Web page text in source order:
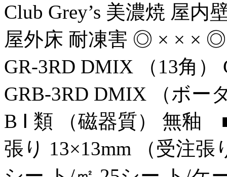
Club Grey’s 美濃焼 屋内
屋外床 耐凍害 ◎ × × ×
GR‑3RD DMIX （13角
GRB‑3RD DMIX （ボー
B Ⅰ 類 （磁器質） 無釉
張り 13×13mm （受注張